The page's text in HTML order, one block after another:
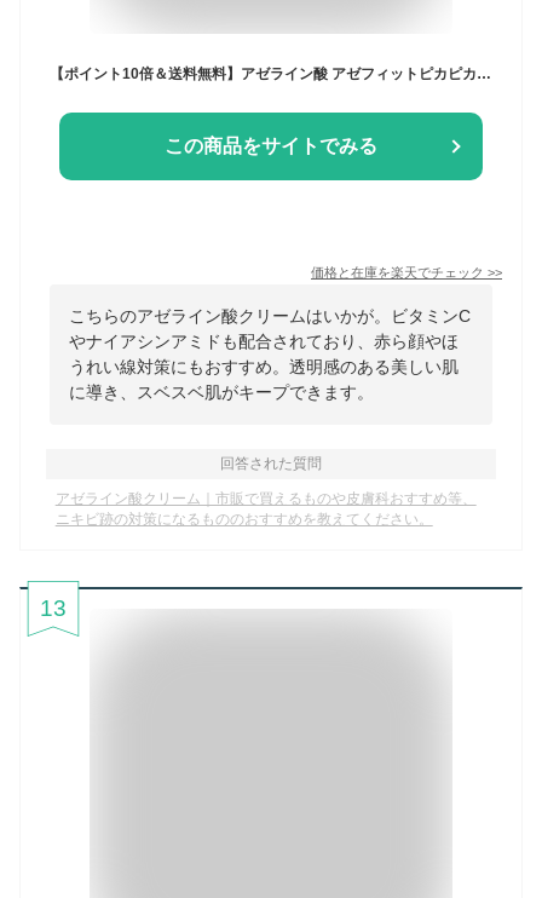
【ポイント10倍＆送料無料】アゼライン酸 アゼフィットピカピカクリーム /レチノール ナイアシンアミド プラセンタ ビタミンC セラミド グリチルリチン酸 シア脂 スクワラン ホホバ種子油 マッサージ 乾燥肌 赤み 赤ら顔 リフト ほうれい線 くすみ
この商品をサイトでみる
価格と在庫を楽天でチェック >>
こちらのアゼライン酸クリームはいかが。ビタミンC
やナイアシンアミドも配合されており、赤ら顔やほ
うれい線対策にもおすすめ。透明感のある美しい肌
に導き、スベスベ肌がキープできます。
回答された質問
アゼライン酸クリーム｜市販で買えるものや皮膚科おすすめ等、
ニキビ跡の対策になるもののおすすめを教えてください。
13